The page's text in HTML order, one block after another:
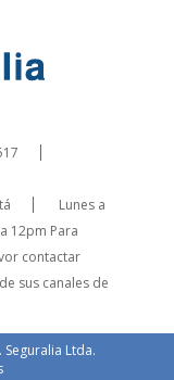
Lunes a
12pm Para
contactar
sus canales de
Ltda.